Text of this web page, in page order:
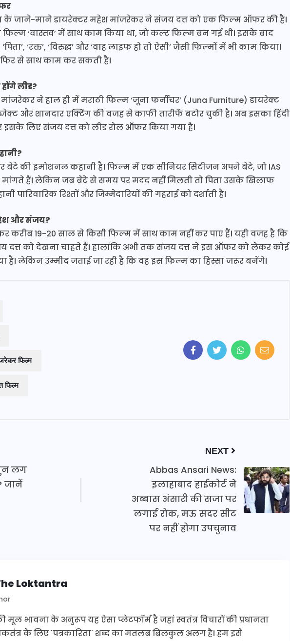
के जाने-माने डायरेक्टर महेश मांजरेकर ने संजय दत्त को एक फिल्म ऑफर की है।
फिल्म ‘वास्तव’ में साथ काम किया था, जो कल्ट फिल्म बन गई थी। इसके बाद
‘पिता’, ‘रक्त’, ‘विरुद्ध’ और ‘वाह लाइफ हो तो ऐसी’ जैसी फिल्मों में भी काम किया।
से साथ काम कर सकती है।
लीड?
ने हाल ही में मराठी फिल्म ‘जूना फर्नीचर’ (Juna Furniture) डायरेक्ट
और शानदार एक्टिंग की वजह से काफी तारीफें बटोर चुकी है। अब इसका हिंदी
इसके लिए संजय दत्त को लीड रोल ऑफर किया गया है।
बेटे की इमोशनल कहानी है। फिल्म में एक सीनियर सिटीजन अपने बेटे, जो IAS
हैं। लेकिन जब बेटे से समय पर मदद नहीं मिलती तो पिता उसके खिलाफ
पारिवारिक रिश्तों और जिम्मेदारियों की गहराई को दर्शाती है।
और संजय?
करीब 19-20 साल से किसी फिल्म में साथ काम नहीं कर पाए हैं। यही वजह है कि
को देखना चाहते हैं। हालांकि अभी तक संजय दत्त ने इस ऑफर को लेकर कोई
है। लेकिन उम्मीद जताई जा रही है कि वह इस फिल्म का हिस्सा जरूर बनेंगे।
फिल्म
फिल्म
लग
जानें
NEXT
Abbas Ansari News:
इलाहाबाद हाईकोर्ट ने
अब्बास अंसारी की सजा पर
लगाई रोक, मऊ सदर सीट
पर नहीं होगा उपचुनाव
Loktantra
मूल भावना के अनुरूप यह ऐसा प्लेटफॉर्म है जहां स्वतंत्र विचारों की प्रधानता
के लिए 'पत्रकारिता' शब्द का मतलब बिलकुल अलग है। हम इसे